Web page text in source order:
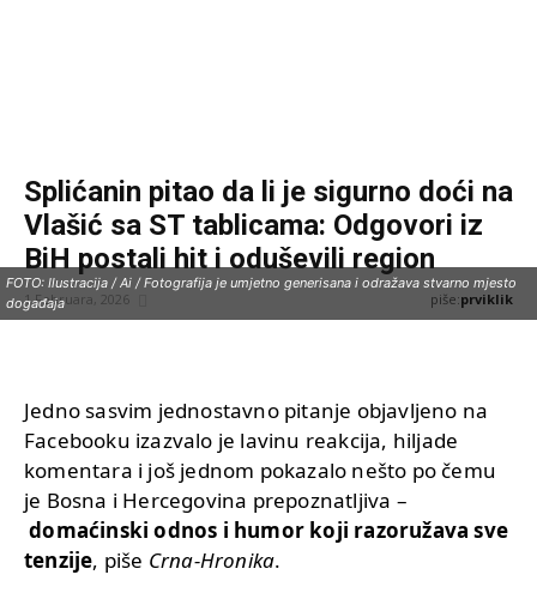
Splićanin pitao da li je sigurno doći na
Vlašić sa ST tablicama: Odgovori iz
BiH postali hit i oduševili region
1 Februara, 2026 piše:prviklik
FOTO: Ilustracija / Ai / Fotografija je umjetno generisana i odražava stvarno mjesto
događaja
Jedno sasvim jednostavno pitanje objavljeno na
Facebooku izazvalo je lavinu reakcija, hiljade
komentara i još jednom pokazalo nešto po čemu
je Bosna i Hercegovina prepoznatljiva –
domaćinski odnos i humor koji razoružava sve
tenzije, piše Crna-Hronika.